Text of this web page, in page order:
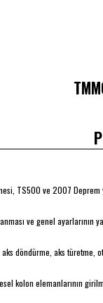
TS500 ve 2007 Deprem
ve genel ayarlarının
döndürme, aks türetme,
kolon elemanlarının